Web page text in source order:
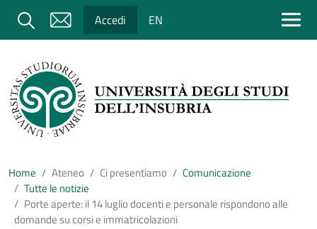
Salta al contenuto principale
Cerca Accedi EN
Home Ateneo Ci presentiamo
Comunicazione
Tutte le notizie
Porte aperte: il 14 luglio docenti e personale rispondono alle
domande su corsi e immatricolazioni